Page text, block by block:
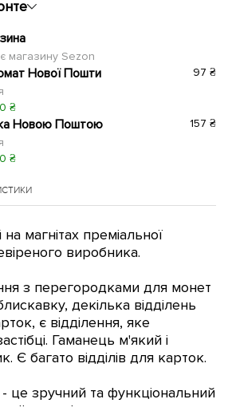
магазину Sezon
Нової Пошти
₴
97 ₴
Новою Поштою
₴
157 ₴
магнітах преміальної
виробника.
з перегородками для монет
декілька відділень
є відділення, яке
Гаманець м'який і
Є багато відділів для карток.
це зручний та функціональний